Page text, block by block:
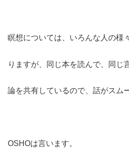
瞑想については、いろんな人の様
りますが、同じ本を読んで、同じ
論を共有しているので、話がスム
OSHOは言います。